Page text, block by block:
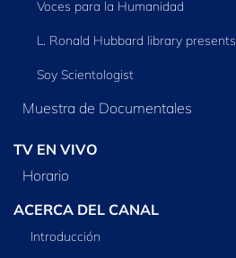
Voces para la Humanidad
L. Ronald Hubbard library presents
Soy Scientologist
Muestra de Documentales
TV EN VIVO
Horario
ACERCA DEL CANAL
Introducción